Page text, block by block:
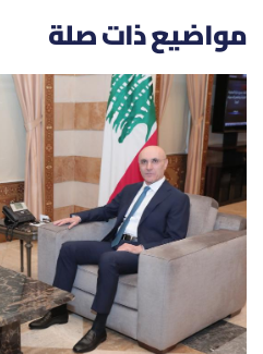
مواضيع ذات صلة